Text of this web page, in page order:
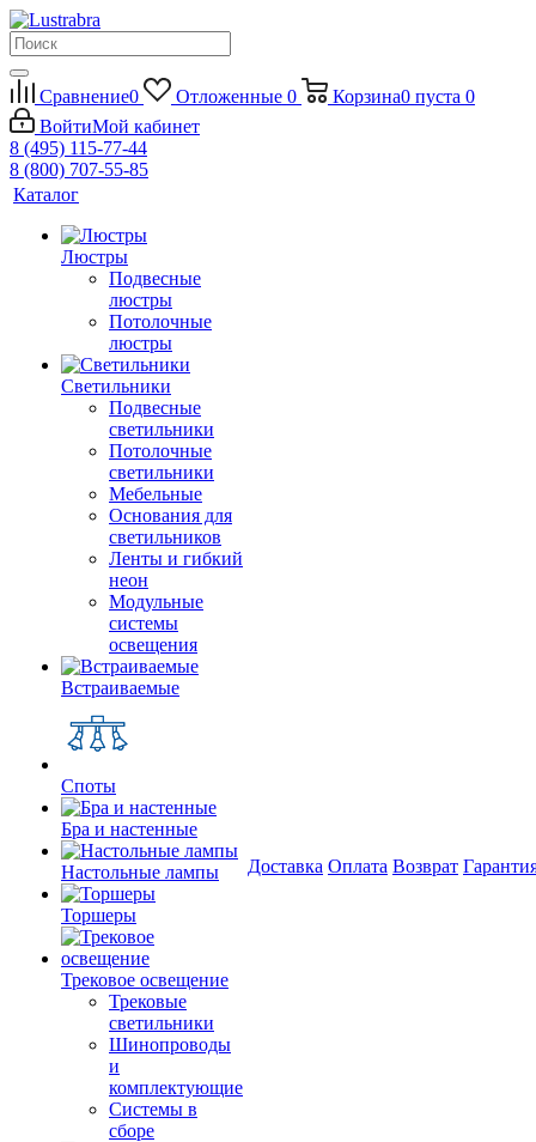
Сравнение0 Отложенные 0 Корзина0 пуста 0
ВойтиМой кабинет
8 (495) 115-77-44
8 (800) 707-55-85
Каталог
Люстры
Подвесные
люстры
Потолочные
люстры
Светильники
Подвесные
светильники
Потолочные
светильники
Мебельные
Основания для
светильников
Ленты и гибкий
неон
Модульные
системы
освещения
Встраиваемые
Споты
Бра и настенные
Настольные лампы
Торшеры
Трековое освещение
Трековые
светильники
Шинопроводы
и
комплектующие
Системы в
сборе
Доставка Оплата Возврат